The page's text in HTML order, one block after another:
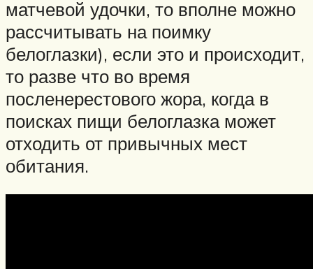
матчевой удочки, то вполне можно
рассчитывать на поимку
белоглазки), если это и происходит,
то разве что во время
посленерестового жора, когда в
поисках пищи белоглазка может
отходить от привычных мест
обитания.